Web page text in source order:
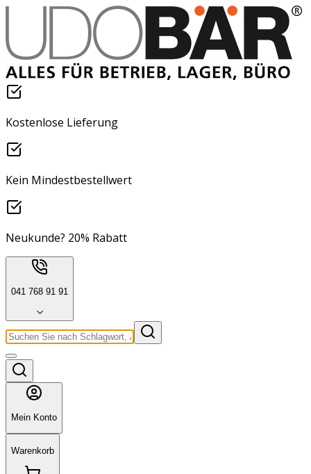
Kostenlose Lieferung
Kein Mindestbestellwert
Neukunde? 20% Rabatt
041 768 91 91
Mein Konto
Warenkorb